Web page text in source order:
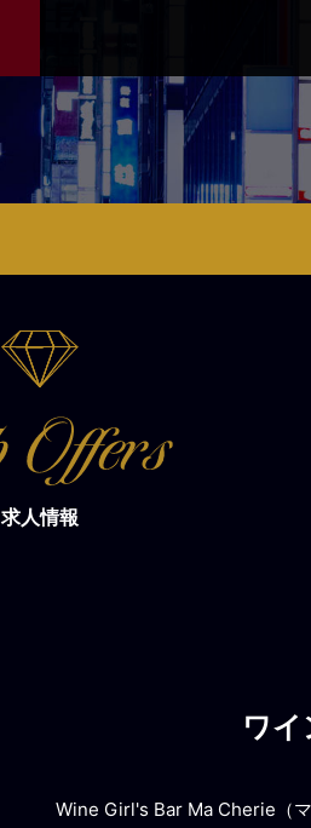
求人情報
ワ
Wine Girl's Bar Ma Cherie（